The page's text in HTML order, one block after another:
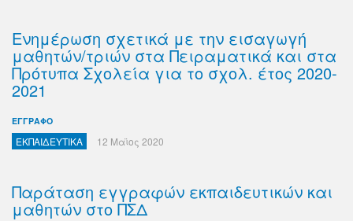
Ενημέρωση σχετικά με την εισαγωγή
μαθητών/τριών στα Πειραματικά και στα
Πρότυπα Σχολεία για το σχολ. έτος 2020-
2021
ΕΓΓΡΑΦΟ
ΕΚΠΑΙΔΕΥΤΙΚΑ 12 Μαϊος 2020
Παράταση εγγραφών εκπαιδευτικών και
μαθητών στο ΠΣΔ